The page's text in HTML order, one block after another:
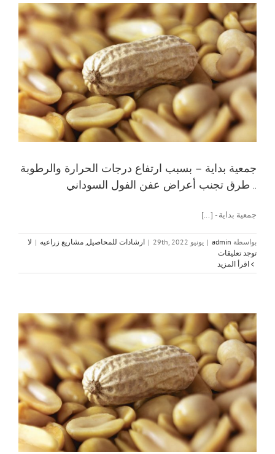
جمعية بداية – بسبب ارتفاع درجات الحرارة والرطوبة
.. طرق تجنب أعراض عفن الفول السوداني
جمعية بداية - [...]
بواسطة admin
| يونيو 29th, 2022 | ارشادات للمحاصيل مشاريع زراعيه | لا
توجد تعليقات